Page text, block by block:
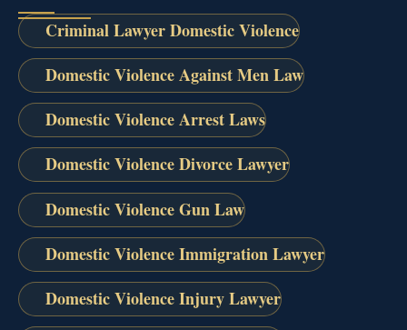
Criminal Lawyer Domestic Violence
Domestic Violence Against Men Law
Domestic Violence Arrest Laws
Domestic Violence Divorce Lawyer
Domestic Violence Gun Law
Domestic Violence Immigration Lawyer
Domestic Violence Injury Lawyer